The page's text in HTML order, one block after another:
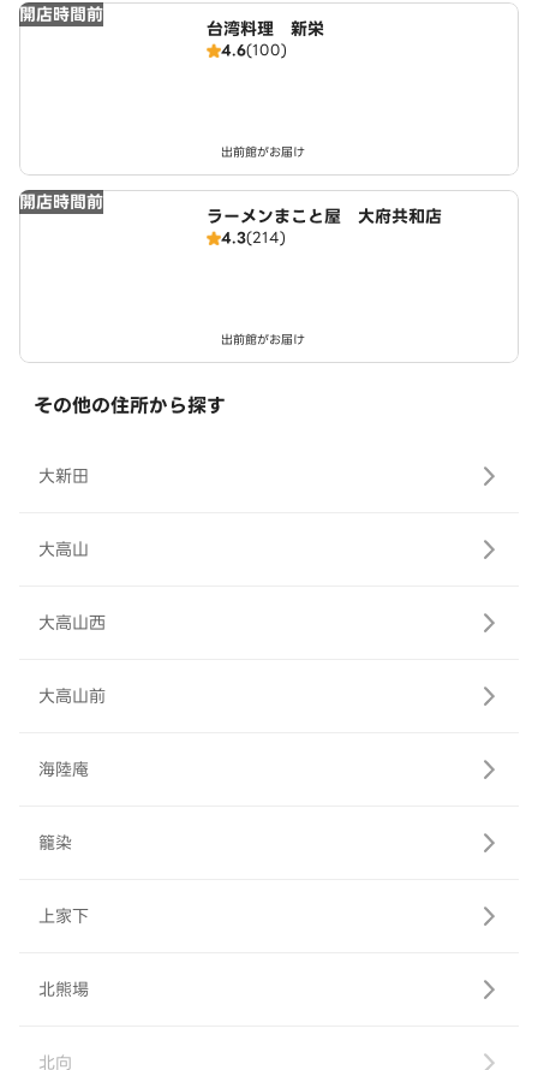
開店時間前
台湾料理 新栄
4.6(100)
出前館がお届け
開店時間前
ラーメンまこと屋 大府共和店
4.3(214)
出前館がお届け
その他の住所から探す
大新田
大高山
大高山西
大高山前
海陸庵
籠染
上家下
北熊場
北向